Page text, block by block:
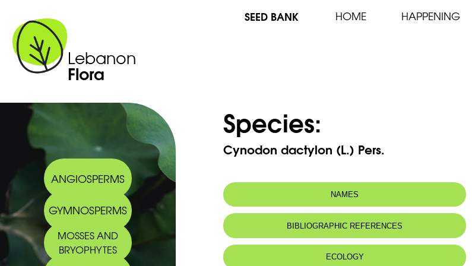
Lebanon
Flora
SEED BANK HOME HAPPENING
ANGIOSPERMS
GYMNOSPERMS
MOSSES AND
BRYOPHYTES
Species:
Cynodon dactylon (L.) Pers.
NAMES
Common name: Cynodon dactyle-chiendent - Bermuda
grass
نجيل- عرق النجيل - ثيل - عكرش
BIBLIOGRAPHIC REFERENCES
ECOLOGY